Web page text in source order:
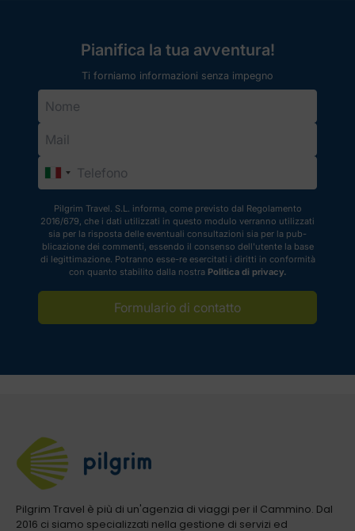
del pellegrino coinvolto.
Pianifica la tua avventura!
Ti forniamo informazioni senza impegno
Pilgrim Travel. S.L. informa, come previsto dal Regolamento
2016/679, che i dati utilizzati in questo modulo verranno utilizzati
sia per la risposta delle eventuali consultazioni sia per la pub-
blicazione dei commenti, essendo il consenso dell'utente la base
di legittimazione. Potranno esse-re esercitati i diritti in conformità
con quanto stabilito dalla nostra Politica di privacy.
Formulario di contatto
Pilgrim Travel è più di un'agenzia di viaggi per il Cammino. Dal
2016 ci siamo specializzati nella gestione di servizi ed